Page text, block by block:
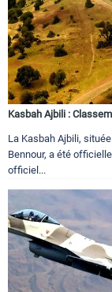
Kasbah Ajbili :
La Kasbah Ajbili,
Bennour, a été
officiel...